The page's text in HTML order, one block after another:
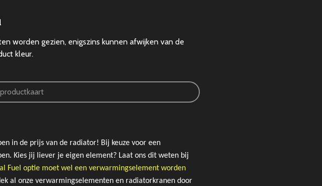
worden gezien, enigszins kunnen afwijken van de
kleur.
in de prijs van de radiator! Bij keuze voor een
Kies jij liever je eigen element? Laat ons dit weten bij
Fuel optie moet wel een verwarmingselement worden
al onze verwarmingselementen en radiatorkranen door